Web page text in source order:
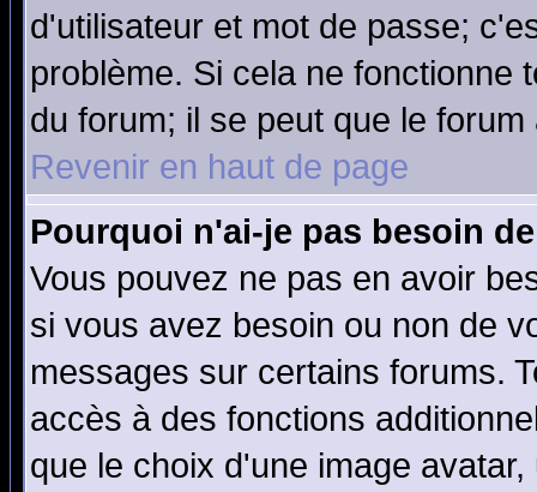
d'utilisateur et mot de passe;
problème. Si cela ne fonctionne
du forum; il se peut que le
Revenir en haut de page
Pourquoi n'ai-je pas besoin
Vous pouvez ne pas en avoir
si vous avez besoin ou non de
messages sur certains forums.
accès à des fonctions
que le choix d'une image